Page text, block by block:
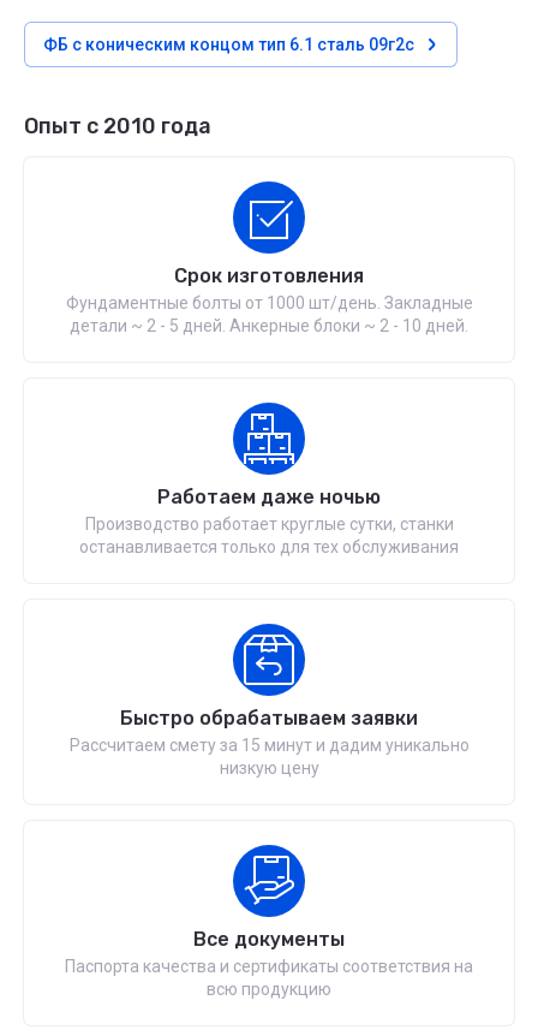
ФБ с коническим концом тип 6.1 сталь 09г2с
Опыт с 2010 года
Срок изготовления
Фундаментные болты от 1000 шт/день. Закладные
детали ~ 2 - 5 дней. Анкерные блоки ~ 2 - 10 дней.
Работаем даже ночью
Производство работает круглые сутки, станки
останавливается только для тех обслуживания
Быстро обрабатываем заявки
Рассчитаем смету за 15 минут и дадим уникально
низкую цену
Все документы
Паспорта качества и сертификаты соответствия на
всю продукцию